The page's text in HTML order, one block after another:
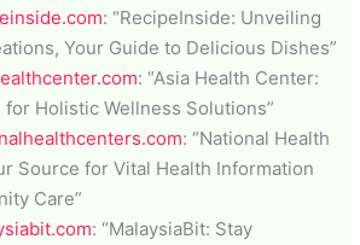
: “RecipeInside: Unveiling
Your Guide to Delicious Dishes”
: “Asia Health Center:
for Holistic Wellness Solutions”
: “National Health
Source for Vital Health Information
Care”
: “MalaysiaBit: Stay